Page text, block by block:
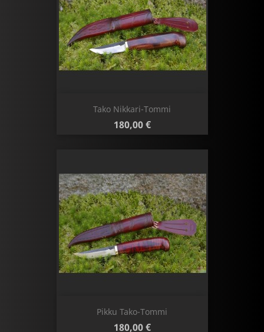
Tako Nikkari-Tommi
Hinta
180,00 €
Pikku Tako-Tommi
Hinta
180,00 €